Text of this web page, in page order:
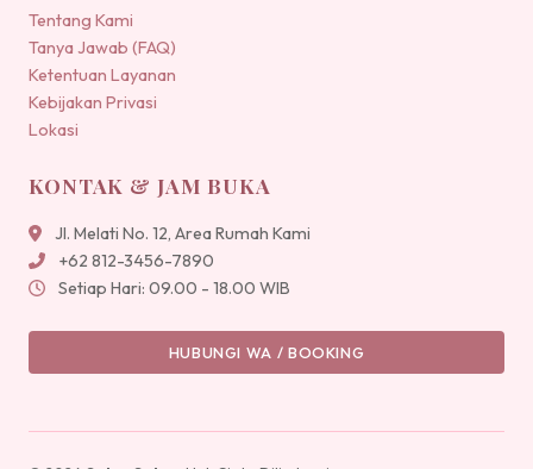
Tentang Kami
Tanya Jawab (FAQ)
Ketentuan Layanan
Kebijakan Privasi
Lokasi
KONTAK & JAM BUKA
Jl. Melati No. 12, Area Rumah Kami
+62 812-3456-7890
Setiap Hari: 09.00 - 18.00 WIB
HUBUNGI WA / BOOKING